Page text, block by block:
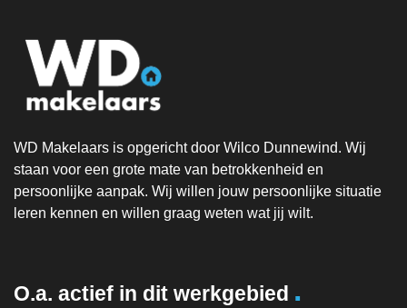
WD Makelaars is opgericht door Wilco Dunnewind. Wij
staan voor een grote mate van betrokkenheid en
persoonlijke aanpak. Wij willen jouw persoonlijke situatie
leren kennen en willen graag weten wat jij wilt.
O.a. actief in dit werkgebied .